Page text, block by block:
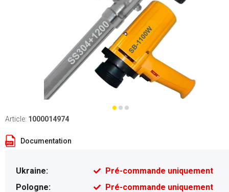
Article: 1000014974
Documentation
Ukraine:
Pré-commande uniquement
Pologne:
Pré-commande uniquement